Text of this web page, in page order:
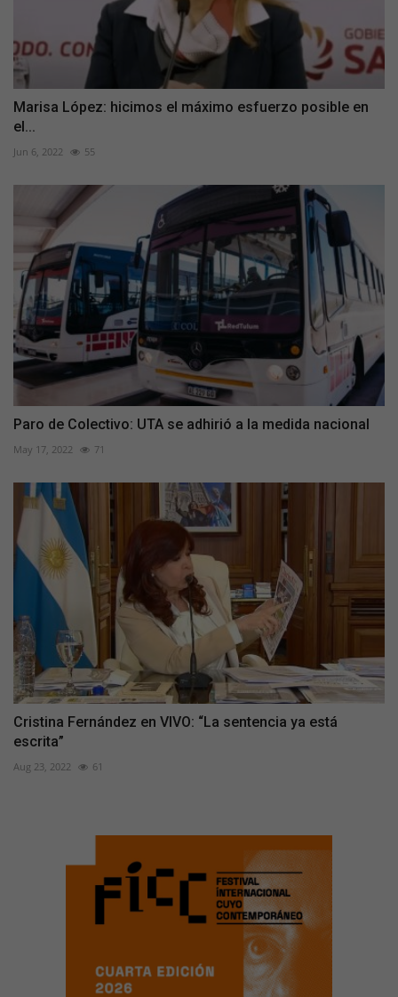
Marisa López: hicimos el máximo esfuerzo posible en
el...
Jun 6, 2022 55
Paro de Colectivo: UTA se adhirió a la medida nacional
May 17, 2022 71
Cristina Fernández en VIVO: “La sentencia ya está
escrita”
Aug 23, 2022 61